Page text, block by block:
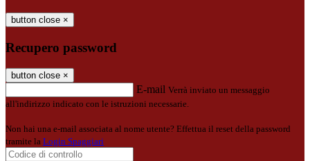
button close ×
Recupero password
button close ×
E-mail Verrà inviato un messaggio
all'indirizzo indicato con le istruzioni necessarie.
Non hai una e-mail associata al nome utente? Effettua il reset della password
tramite la Login Spaggiari